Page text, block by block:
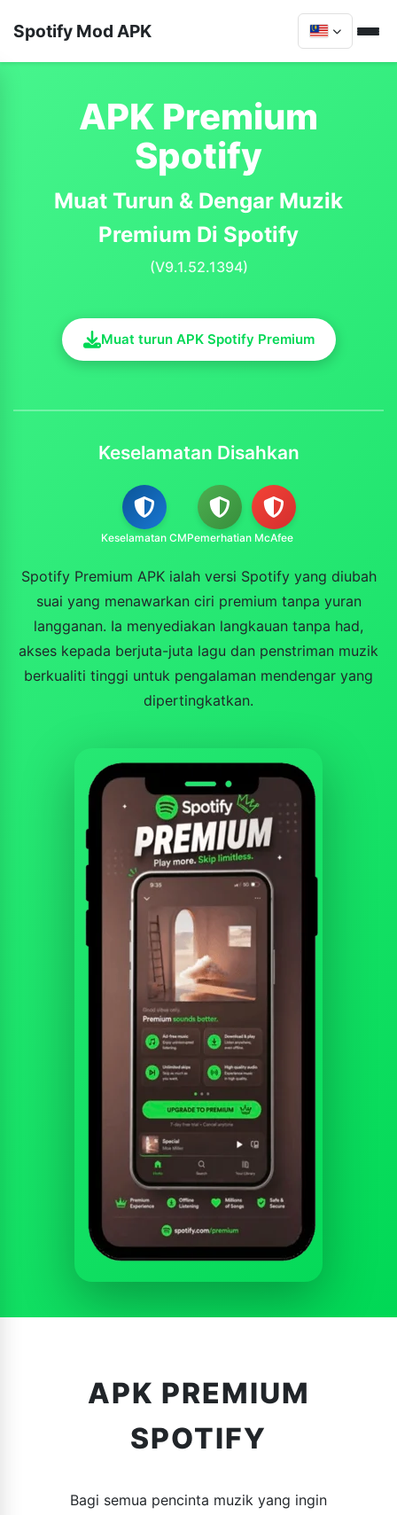
Spotify Mod APK
APK Premium
Spotify
Muat Turun & Dengar Muzik
Premium Di Spotify
(V9.1.52.1394)
Muat turun APK Spotify Premium
Keselamatan Disahkan
Keselamatan CMPemerhatian McAfee
Spotify Premium APK ialah versi Spotify yang diubah
suai yang menawarkan ciri premium tanpa yuran
langganan. Ia menyediakan langkauan tanpa had,
akses kepada berjuta-juta lagu dan penstriman muzik
berkualiti tinggi untuk pengalaman mendengar yang
dipertingkatkan.
APK PREMIUM
SPOTIFY
Bagi semua pencinta muzik yang ingin